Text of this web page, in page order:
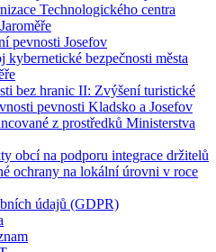
Technologického centra
pevnosti Josefov
kybernetické bezpečnosti města
bez hranic II: Zvýšení turistické
pevnosti Kladsko a Josefov
z prostředků Ministerstva
obcí na podporu integrace držitelů
ochrany na lokální úrovni v roce
údajů (GDPR)